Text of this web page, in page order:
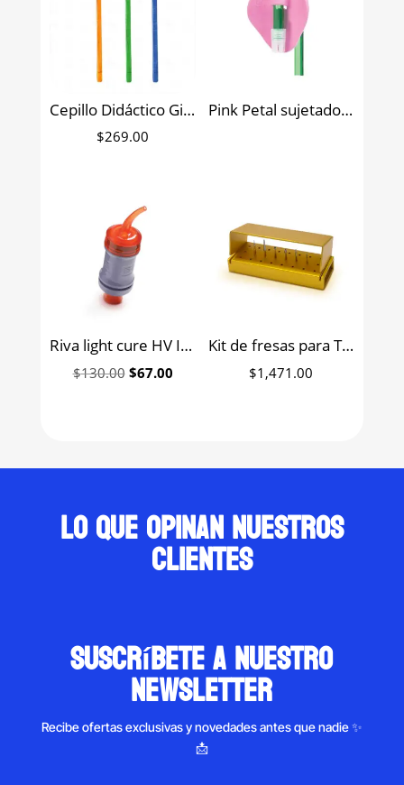
Cepillo Didáctico Gigante
$269.00
Pink Petal sujetador para eyector de saliva Zirc
Riva light cure HV Ionómero de vidrio restaurador modificado con resina SDI 1 cápsula
$130.00 Original
$67.00Current
Kit de fresas para Terminado con fresero metálico dorado SS WHITE 6 fresas
$1,471.00
Lo que opinan nuestros
clientes
suscríbete a nuestro
newsletter
Recibe ofertas exclusivas y novedades antes que nadie ✨
📩